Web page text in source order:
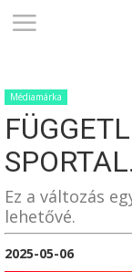
ONBRANDS
–
ALAPON
Médiamárka
Ez a változás
lehetővé.
2025-05-06